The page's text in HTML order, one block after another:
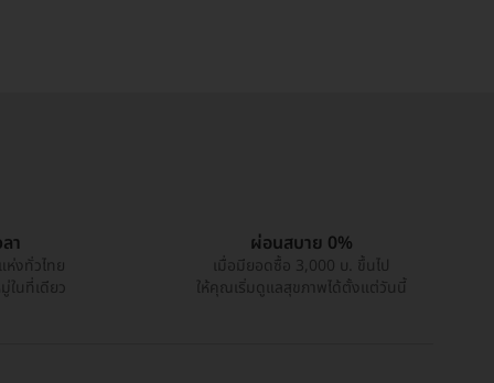
า
งทั่วไทย
ในที่เดียว
ผ่อนสบาย 0%
เมื่อมียอดซื้อ 3,000 บ. ขึ้นไป
ให้คุณเริ่มดูแลสุขภาพได้ตั้งแต่วันนี้